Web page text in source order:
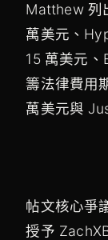
Matthew 列
萬美元、
15 萬美元
籌法律費用
萬美元與
帖文核心爭
授予